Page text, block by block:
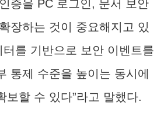
증을 PC 로그인, 문서 보안
장하는 것이 중요해지고 있
터를 기반으로 보안 이벤트를
통제 수준을 높이는 동시에
보할 수 있다”라고 말했다.